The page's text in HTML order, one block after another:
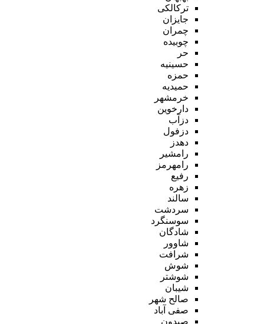
ترکالکی
جایزان
چمران
چوبیده
حر
حسینیه
حمزه
حمیدیه
خرمشهر
دارخوین
دزآب
دزفول
دهدز
رامشیر
رامهرمز
رفیع
زهره
سالند
سردشت
سوسنگرد
شادگان
شاوور
شرافت
شوش
شوشتر
شیبان
صالح شهر
صفی آباد
صیدون